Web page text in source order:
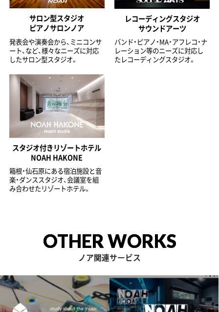
サロン型スタジオ
ピアノサロンノア
発表会や演奏会から、ミニコンサ
ート、など、様々なニーズに対応
したサロン型スタジオ。
レコーディングスタジオ
サウンドアーツ
バンド・ピアノ・MA・アフレコ・ナ
レーション等のニーズに対応し
たレコーディングスタジオ。
スタジオ付きリゾートホテル
NOAH HAKONE
箱根・仙石原にある宿泊施設と音
楽・ダンススタジオ、会議室を組
み合わせたリゾートホテル。
OTHER WORKS
ノア関連サービス